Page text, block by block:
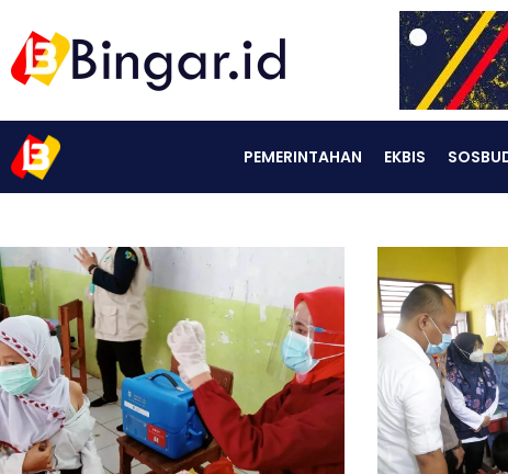
PEMERINTAHAN EKBIS